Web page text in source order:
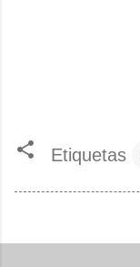
Etiquetas